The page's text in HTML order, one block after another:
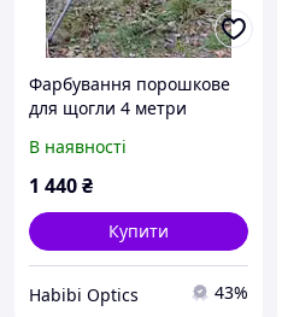
Фарбування порошкове
для щогли 4 метри
В наявності
1 440₴
Купити
Habibi Optics 43%